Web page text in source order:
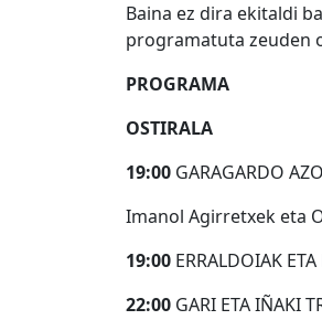
Baina ez dira ekitaldi
programatuta zeuden
PROGRAMA
OSTIRALA
19:00 GARAGARDO
Imanol Agirretxek eta
19:00 ERRALDOIAK
22:00 GARI ETA IÑAKI